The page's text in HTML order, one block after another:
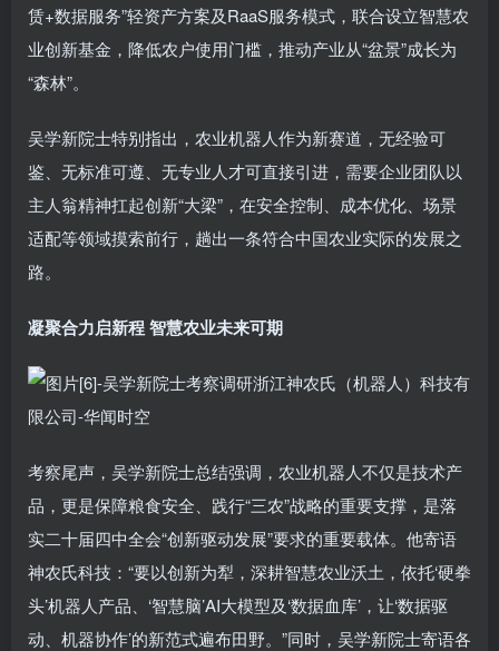
赁+数据服务”轻资产方案及RaaS服务模式，联合设立智慧农
业创新基金，降低农户使用门槛，推动产业从“盆景”成长为
“森林”。
吴学新院士特别指出，农业机器人作为新赛道，无经验可
鉴、无标准可遵、无专业人才可直接引进，需要企业团队以
主人翁精神扛起创新“大梁”，在安全控制、成本优化、场景
适配等领域摸索前行，趟出一条符合中国农业实际的发展之
路。
凝聚合力启新程 智慧农业未来可期
考察尾声，吴学新院士总结强调，农业机器人不仅是技术产
品，更是保障粮食安全、践行“三农”战略的重要支撑，是落
实二十届四中全会“创新驱动发展”要求的重要载体。他寄语
神农氏科技：“要以创新为犁，深耕智慧农业沃土，依托‘硬拳
头’机器人产品、‘智慧脑’AI大模型及‘数据血库’，让‘数据驱
动、机器协作’的新范式遍布田野。”同时，吴学新院士寄语各